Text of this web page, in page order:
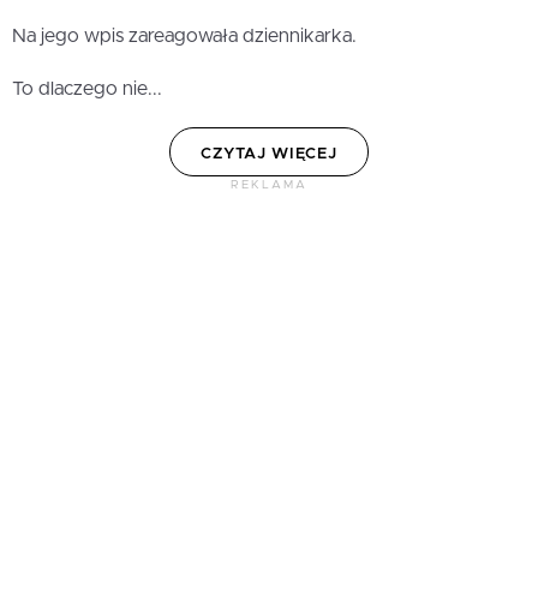
Na jego wpis zareagowała dziennikarka.
To dlaczego nie...
CZYTAJ WIĘCEJ
REKLAMA